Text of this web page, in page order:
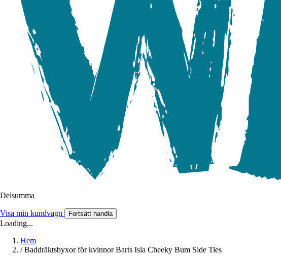
Delsumma
Visa min kundvagn Fortsätt handla
Loading...
Hem
/ Baddräktsbyxor för kvinnor Barts Isla Cheeky Bum Side Ties